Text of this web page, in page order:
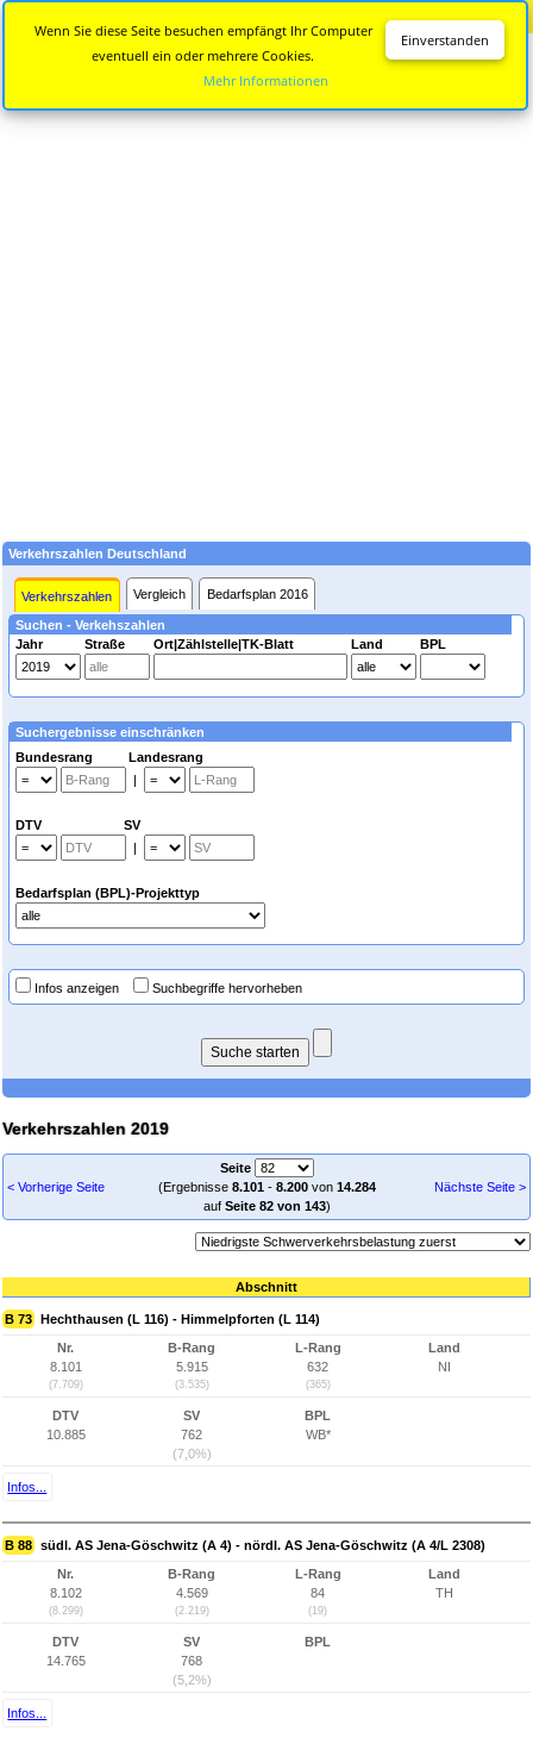
Verkehrszahlen Deutschland
Verkehrszahlen Vergleich Bedarfsplan 2016
Suchen - Verkehszahlen
Jahr
Straße Ort|Zählstelle|TK-Blatt Land BPL
Suchergebnisse einschränken
Bundesrang Landesrang
|
DTV SV
|
Bedarfsplan (BPL)-Projekttyp
Infos anzeigen Suchbegriffe hervorheben
Verkehrszahlen 2019
< Vorherige Seite
Seite
(Ergebnisse 8.101- 8.200von 14.284
auf Seite 82 von 143)
Nächste Seite >
Abschnitt
B 73 Hechthausen (L 116) - Himmelpforten (L 114)
Nr.
8.101
(7.709)
B-Rang
5.915
(3.535)
L-Rang
632
(365)
Land
NI
DTV
10.885
SV
762
(7,0%)
BPL
WB*
Infos...
B 88 südl. AS Jena-Göschwitz (A 4) - nördl. AS Jena-Göschwitz (A 4/L 2308)
Nr.
8.102
(8.299)
B-Rang
4.569
(2.219)
L-Rang
84
(19)
Land
TH
DTV
14.765
SV
768
(5,2%)
BPL
Infos...
Einverstanden
Wenn Sie diese Seite besuchen empfängt Ihr Computer
eventuell ein oder mehrere Cookies.
Mehr Informationen